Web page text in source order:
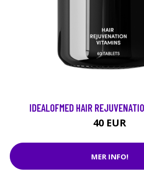
IDEALOFMED HAIR
40 EUR
MER INFO!